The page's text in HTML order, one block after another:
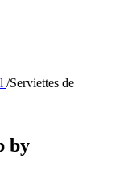
/Serviettes de
by